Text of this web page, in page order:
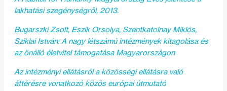
lakhatási szegénységről, 2013.
Bugarszki Zsolt, Eszik Orsolya, Szentkatolnay Miklós,
Sziklai István: A nagy létszámú intézmények kitagolása és
az önálló életvitel támogatása Magyarországon
Az intézményi ellátásról a közösségi ellátásra való
áttérésre vonatkozó közös európai útmutató